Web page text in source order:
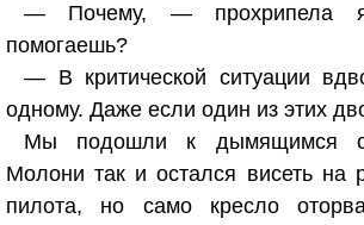
— Почему, —
помогаешь?
— В критической ситуации
одному. Даже если один из этих
Мы подошли к дымящимся
Молони так и остался висеть на
пилота, но само кресло